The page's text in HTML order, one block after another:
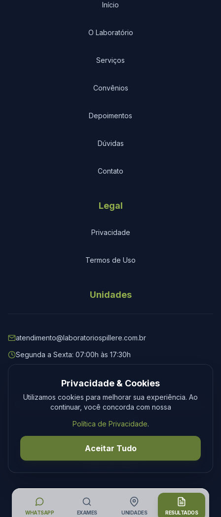
Início
O Laboratório
Serviços
Convênios
Depoimentos
Dúvidas
Contato
Legal
Privacidade
Termos de Uso
Unidades
atendimento@laboratoriospillere.com.br
Segunda a Sexta: 07:00h às 17:30h
© 2026 Laboratório Spillere. Todos os direitos reservados.
PrivacidadeTermos
DesenvolvimentoTecmedia
Privacidade & Cookies
Utilizamos cookies para melhorar sua experiência. Ao
continuar, você concorda com nossa
Política de Privacidade.
Aceitar Tudo
WHATSAPP EXAMES UNIDADES RESULTADOS